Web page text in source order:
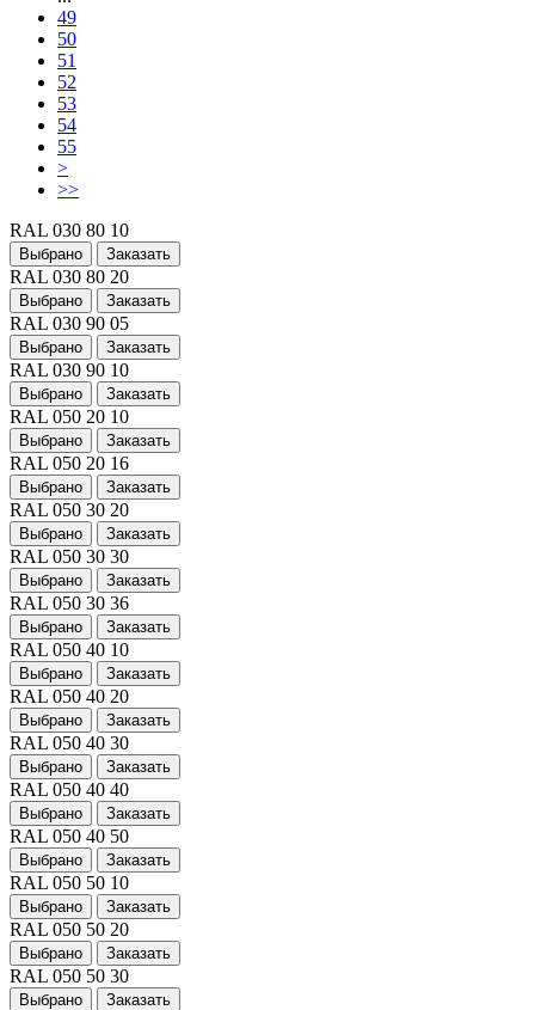
49
50
51
52
53
54
55
>
>>
RAL 030 80 10
Выбрано Заказать
RAL 030 80 20
Выбрано Заказать
RAL 030 90 05
Выбрано Заказать
RAL 030 90 10
Выбрано Заказать
RAL 050 20 10
Выбрано Заказать
RAL 050 20 16
Выбрано Заказать
RAL 050 30 20
Выбрано Заказать
RAL 050 30 30
Выбрано Заказать
RAL 050 30 36
Выбрано Заказать
RAL 050 40 10
Выбрано Заказать
RAL 050 40 20
Выбрано Заказать
RAL 050 40 30
Выбрано Заказать
RAL 050 40 40
Выбрано Заказать
RAL 050 40 50
Выбрано Заказать
RAL 050 50 10
Выбрано Заказать
RAL 050 50 20
Выбрано Заказать
RAL 050 50 30
Выбрано Заказать